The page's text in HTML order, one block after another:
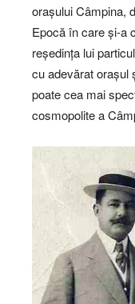
orașului Câmpina,
Epocă în care și-a
reședința lui
cu adevărat orașul
poate cea mai
cosmopolite a